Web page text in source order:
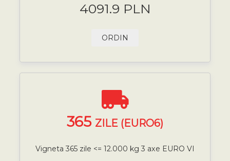
4091.9 PLN
ORDIN
365 ZILE (EURO6)
Vigneta 365 zile <= 12.000 kg 3 axe EURO VI